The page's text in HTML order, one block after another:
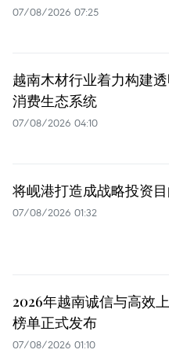
07/08/2026 07:25
越南木材行业着力构建
消费生态系统
07/08/2026 04:10
将岘港打造成战略投资
07/08/2026 01:32
2026年越南诚信与高效
榜单正式发布
07/08/2026 01:10